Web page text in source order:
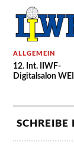
ALLGEMEIN
12. Int. IIWF-
Digitalsalon
SCHREIBE